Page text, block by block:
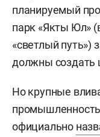
планируемый
парк «Якты Юл»
«светлый путь»)
должны создать
Но крупные
официально